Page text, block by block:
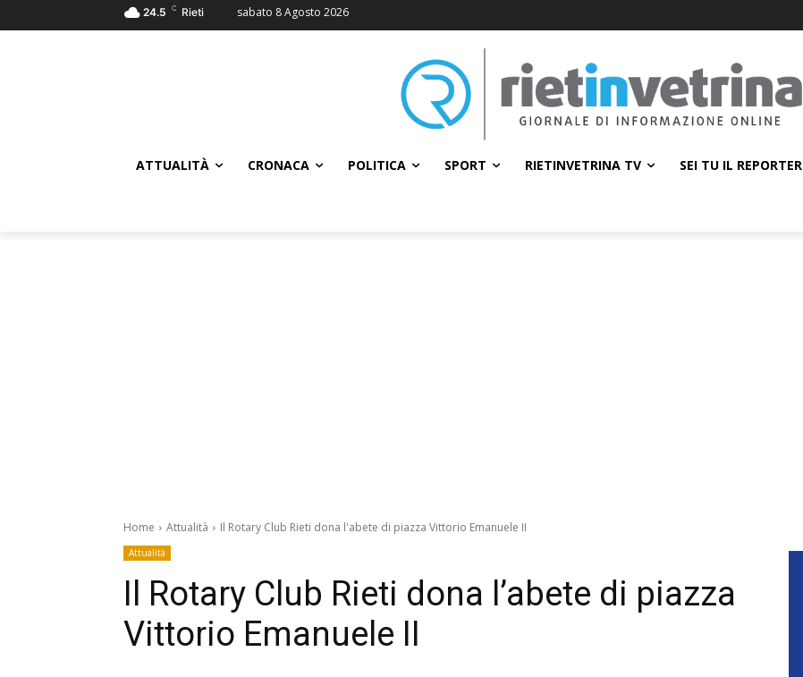
24.5 C Rieti sabato 8 Agosto 2026
ATTUALITÀ CRONACA POLITICA SPORT RIETINVETRINA TV SEI TU IL REPORTER
Home Attualità Il Rotary Club Rieti dona l'abete di piazza Vittorio Emanuele II
Attualità
Il Rotary Club Rieti dona l’abete di piazza
Vittorio Emanuele II